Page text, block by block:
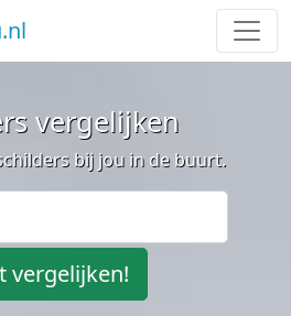
vergelijken
bij jou in de buurt.
vergelijken!